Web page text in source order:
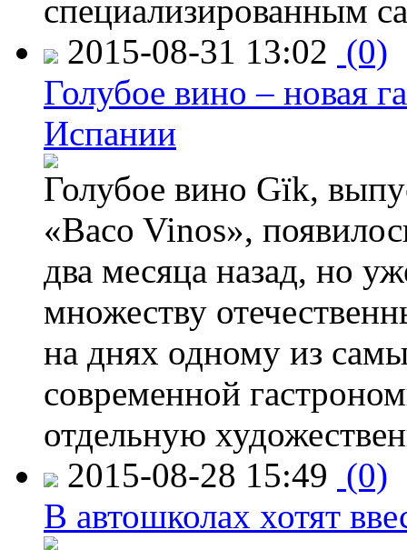
специализированным
2015-08-31 13:02 (0)
Голубое вино – новая
Испании
Голубое вино Gïk,
«Baco Vinos»,
два месяца назад, но
множеству
на днях одному из
современной
отдельную
2015-08-28 15:49 (0)
В автошколах хотят